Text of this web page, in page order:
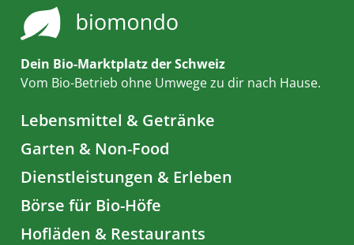
Dein Bio-Marktplatz der Schweiz
Vom Bio-Betrieb ohne Umwege zu dir nach Hause.
Lebensmittel & Getränke
Garten & Non-Food
Dienstleistungen & Erleben
Börse für Bio-Höfe
Hofläden & Restaurants